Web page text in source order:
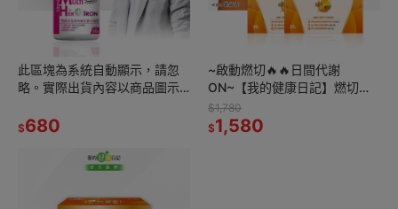
此區塊為系統自動顯示，請忽
略。實際出貨內容以商品圖示
$680
~啟動燃切🔥🔥日間代謝
ON~【我的健康日記】燃切酵
素30入2件組
$1,780
$1,580